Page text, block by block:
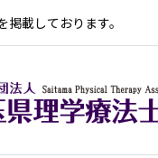
載しております。